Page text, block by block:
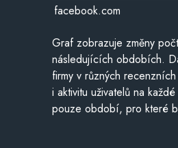
facebook.com
Graf zobrazuje změny
následujících obdobích.
firmy v různých
i aktivitu uživatelů na
pouze období, pro které